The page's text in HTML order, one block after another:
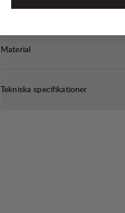
Hållbarhetsegenskaper
Material
Tekniska specifikationer